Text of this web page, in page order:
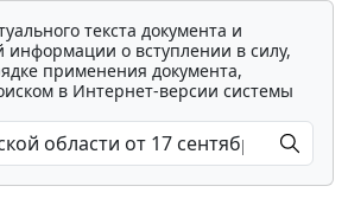
текста документа и
информации о вступлении в силу,
применения документа,
в Интернет-версии системы